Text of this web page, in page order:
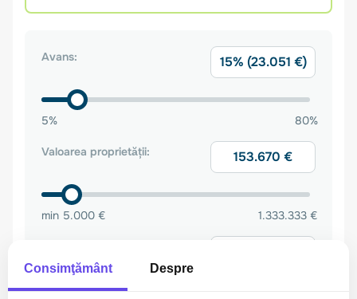
Consimţământ Despre